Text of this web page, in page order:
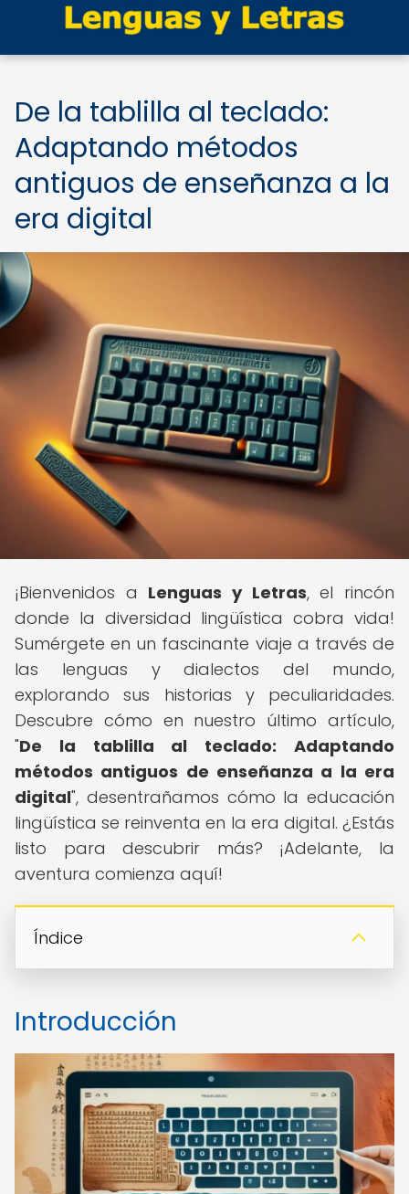
De la tablilla al teclado:
Adaptando métodos
antiguos de enseñanza a la
era digital
¡Bienvenidos a Lenguas y Letras, el rincón
donde la diversidad lingüística cobra vida!
Sumérgete en un fascinante viaje a través de
las lenguas y dialectos del mundo,
explorando sus historias y peculiaridades.
Descubre cómo en nuestro último artículo,
"De la tablilla al teclado: Adaptando
métodos antiguos de enseñanza a la era
digital", desentrañamos cómo la educación
lingüística se reinventa en la era digital. ¿Estás
listo para descubrir más? ¡Adelante, la
aventura comienza aquí!
Índice
Introducción